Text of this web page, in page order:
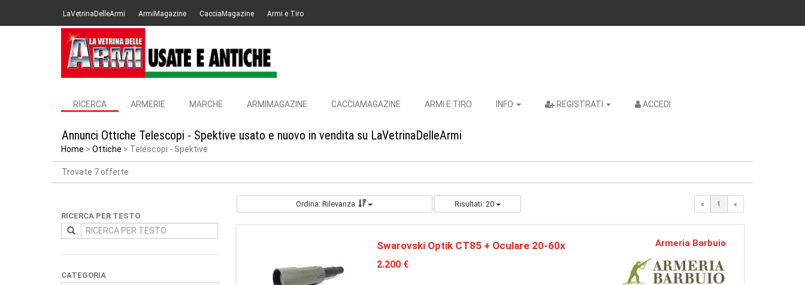
LaVetrinaDelleArmi ArmiMagazine CacciaMagazine Armi e Tiro
RICERCA ARMERIE MARCHE ARMIMAGAZINE CACCIAMAGAZINE ARMI E TIRO INFO REGISTRATI ACCEDI
Annunci Ottiche Telescopi - Spektive usato e nuovo in vendita su LaVetrinaDelleArmi
Home Ottiche Telescopi - Spektive
Trovate 7 offerte
RICERCA PER TESTO
CATEGORIA
Ordina: Rilevanza Risultati: 20 « 1 «
Swarovski Optik CT85 + Oculare 20-60x
2.200 €
Armeria Barbuio